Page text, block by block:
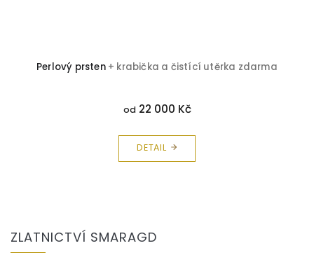
Perlový prsten + krabička a čistící utěrka zdarma
od22 000 Kč
DETAIL
ZLATNICTVÍ SMARAGD